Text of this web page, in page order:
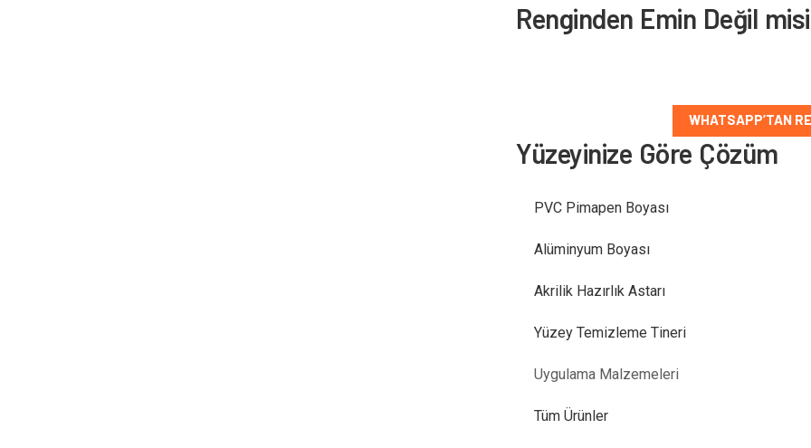
Renginden Emin Değil
WHATSAPP’TAN
Yüzeyinize Göre Çözüm
PVC Pimapen Boyası
Alüminyum Boyası
Akrilik Hazırlık Astarı
Yüzey Temizleme Tineri
Uygulama Malzemeleri
Tüm Ürünler